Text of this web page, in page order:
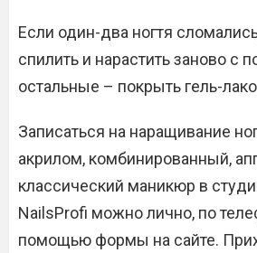
Если один-два ногтя
спилить и нарастить заново с
остальные – покрыть гель-
Записаться на наращивание
акрилом, комбинированный,
классический маникюр в
NailsProfi можно лично, по
помощью формы на сайте.